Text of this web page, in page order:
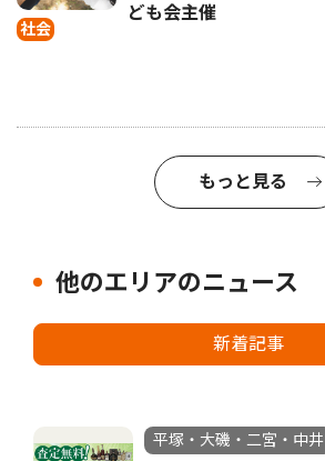
社会
ども会主催
もっと見る
他のエリアのニュース
新着記事
平塚・大磯・二宮・中井